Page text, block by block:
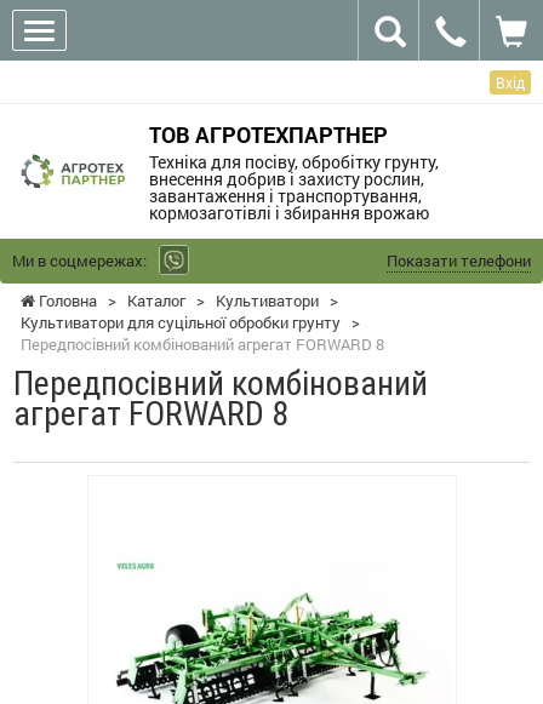
Вхід
ТОВ АГРОТЕХПАРТНЕР
Техніка для посіву, обробітку грунту,
внесення добрив і захисту рослин,
завантаження і транспортування,
кормозаготівлі і збирання врожаю
Ми в соцмережах:
Показати телефони
Головна > Каталог > Культиватори >
Культиватори для суцільної обробки грунту >
Передпосівний комбінований агрегат FORWARD 8
Передпосівний комбінований
агрегат FORWARD 8